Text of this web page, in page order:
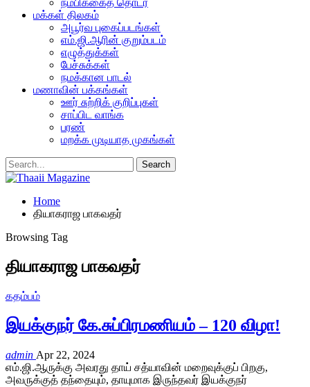
நம்பிக்கைத் தொடர்
மக்கள் திலகம்
அபூர்வ புகைப்படங்கள்
எம்.ஜி.ஆரின் குறும்படம்
எழுத்துக்கள்
பேச்சுக்கள்
நமக்கான பாடல்
மணாவின் பக்கங்கள்
ஊர் சுற்றிக் குறிப்புகள்
சாப்பிட வாங்க
பரண்
மறக்க முடியாத முகங்கள்
Home
தியாகராஜ பாகவதர்
Browsing Tag
தியாகராஜ பாகவதர்
கதம்பம்
இயக்குநர் கே.சுப்பிரமணியம் – 120 விழா!
admin Apr 22, 2024
எம்.ஜி.ஆருக்கு அவரது தாய் சத்யாவின் மறைவுக்குப் பிறகு,
அவருக்குத் தந்தையும், தாயுமாக இருந்தவர் இயக்குநர்